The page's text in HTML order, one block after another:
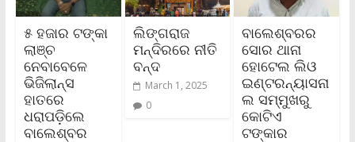
୫ ହଜାର ଟଙ୍କା
ଲାଞ୍ଚ
ନେବାବେଳେ
ଭିଜିଲାନ୍ସ
ହାତରେ
ଧରାପଡ଼ିଲେ
ବାଲେଶ୍ବର
ଲିଙ୍ଗରାଜ
ମନ୍ଦିରରେ ନୀତି
ବନ୍ଦ
March 1, 2025
0
ବାଲେଶ୍ବରର
ସୋର ଥାନା
ହୋଟେଲ ଲିଓ
ଇଣ୍ଟରନ୍ୟାସନା
ଲ ସମ୍ମୁଖରୁ
କୋଟିଏ
ଟଙ୍କାର